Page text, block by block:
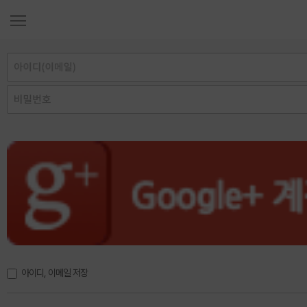
아이디, 이메일 저장